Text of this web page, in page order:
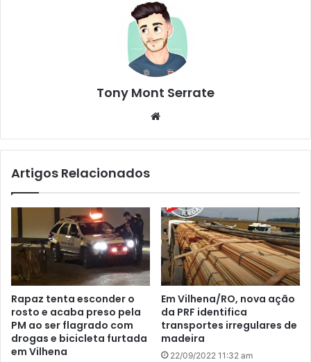
Tony Mont Serrate
te
Artigos Relacionados
Rapaz tenta esconder o
rosto e acaba preso pela
PM ao ser flagrado com
drogas e bicicleta furtada
em Vilhena
Em Vilhena/RO, nova ação
da PRF identifica
transportes irregulares de
madeira
22/09/2022 11:32 am